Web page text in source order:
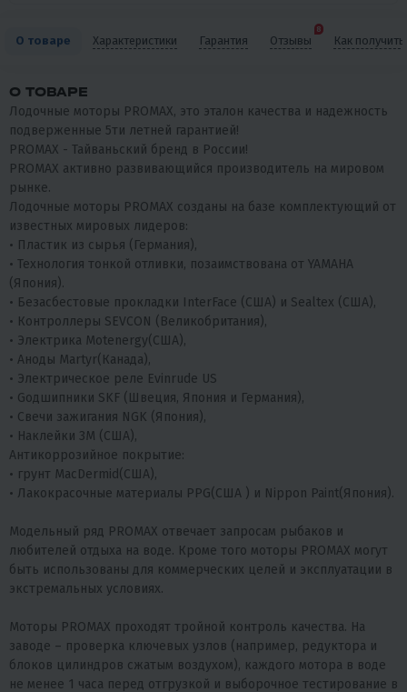
О товаре Характеристики Гарантия Отзывы
8
Как получить
О ТОВАРЕ
Лодочные моторы PROMAX, это эталон качества и надежность
подверженные 5ти летней гарантией!
PROMAX - Тайваньский бренд в России!
PROMAX активно развивающийся производитель на мировом
рынке.
Лодочные моторы PROMAX созданы на базе комплектующий от
известных мировых лидеров:
• Пластик из сырья (Германия),
• Технология тонкой отливки, позаимствована от YAMAHA
(Япония).
• Безасбестовые прокладки InterFace (США) и Sealtex (США),
• Контроллеры SEVCON (Великобритания),
• Электрика Motenergy(США),
• Аноды Martyr(Канада),
• Электрическое реле Evinrude US
• Gодшипники SKF (Швеция, Япония и Германия),
• Cвечи зажигания NGK (Япония),
• Наклейки 3M (США),
Антикоррозийное покрытие:
• грунт MacDermid(США),
• Лакокрасочные материалы PPG(США ) и Nippon Paint(Япония).
Модельный ряд PROMAX отвечает запросам рыбаков и
любителей отдыха на воде. Кроме того моторы PROMAX могут
быть использованы для коммерческих целей и эксплуатации в
экстремальных условиях.
Моторы PROMAX проходят тройной контроль качества. На
заводе – проверка ключевых узлов (например, редуктора и
блоков цилиндров сжатым воздухом), каждого мотора в воде
не менее 1 часа перед отгрузкой и выборочное тестирование в